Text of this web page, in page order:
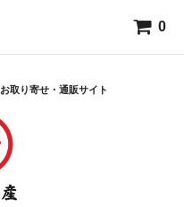
0
取り寄せ・通販サイト